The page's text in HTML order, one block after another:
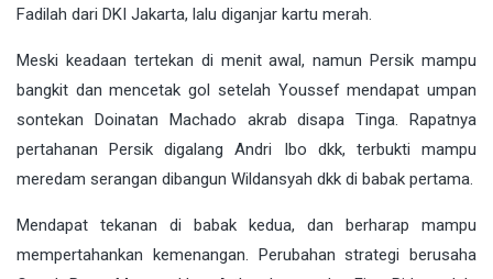
Fadilah dari DKI Jakarta, lalu diganjar kartu merah.
Meski keadaan tertekan di menit awal, namun Persik mampu
bangkit dan mencetak gol setelah Youssef mendapat umpan
sontekan Doinatan Machado akrab disapa Tinga. Rapatnya
pertahanan Persik digalang Andri Ibo dkk, terbukti mampu
meredam serangan dibangun Wildansyah dkk di babak pertama.
Mendapat tekanan di babak kedua, dan berharap mampu
mempertahankan kemenangan. Perubahan strategi berusaha